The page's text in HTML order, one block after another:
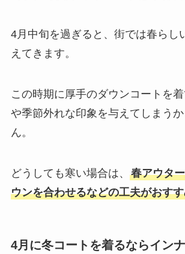
4月中旬を過ぎると、街では春らし
えてきます。
この時期に厚手のダウンコートを
や季節外れな印象を与えてしまう
ん。
どうしても寒い場合は、 春アウタ
ウンを合わせるなどの工夫がおす
4月に冬コートを着るならイン